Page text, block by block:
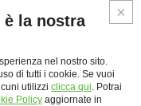
la nostra
nel nostro sito.
di tutti i cookie. Se vuoi
utilizzi clicca qui. Potrai
Policy aggiornate in